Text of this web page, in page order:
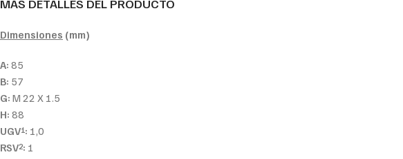
MÁS DETALLES DEL PRODUCTO
Dimensiones (mm)
A: 85
B: 57
G: M 22 X 1.5
H: 88
UGV1: 1,0
RSV2: 1